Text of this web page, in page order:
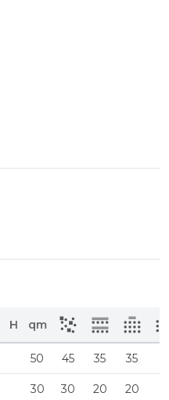
H qm
50 45 35 35
30 30 20 20